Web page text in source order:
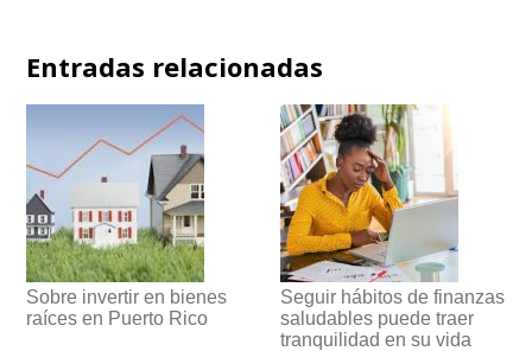
Entradas relacionadas
Sobre invertir en bienes
raíces en Puerto Rico
Seguir hábitos de finanzas
saludables puede traer
tranquilidad en su vida